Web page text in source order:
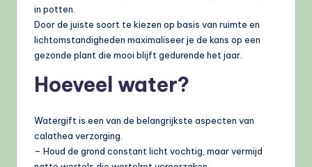
in potten.
Door de juiste soort te kiezen op basis van ruimte en
lichtomstandigheden maximaliseer je de kans op een
gezonde plant die mooi blijft gedurende het jaar.
Hoeveel water?
Watergift is een van de belangrijkste aspecten van
calathea verzorging.
– Houd de grond constant licht vochtig, maar vermijd